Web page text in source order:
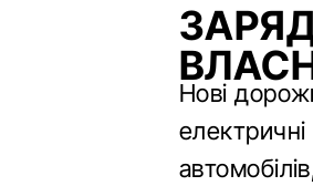
Нові